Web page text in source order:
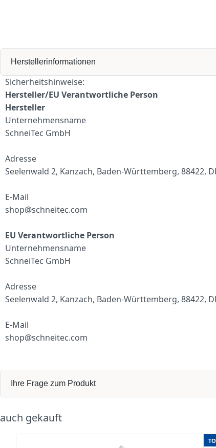
Herstellerinformationen
Sicherheitshinweise:
Hersteller/EU Verantwortliche Person
Hersteller
Unternehmensname
SchneiTec GmbH
Adresse
Seelenwald 2, Kanzach, Baden-Württemberg, 88422,
E-Mail
shop@schneitec.com
EU Verantwortliche Person
Unternehmensname
SchneiTec GmbH
Adresse
Seelenwald 2, Kanzach, Baden-Württemberg, 88422,
E-Mail
shop@schneitec.com
Ihre Frage zum Produkt
auch gekauft